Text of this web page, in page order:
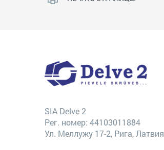
SIA Delve 2
Рег. номер: 44103011884
Ул. Меллужу 17-2, Рига, Латвия